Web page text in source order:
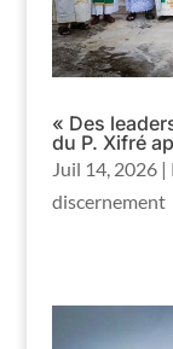
« Des
du P. Xifré
Juil 14, 2026|
discernement